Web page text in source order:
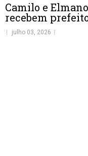
Camilo e
recebem
julho 03, 2026